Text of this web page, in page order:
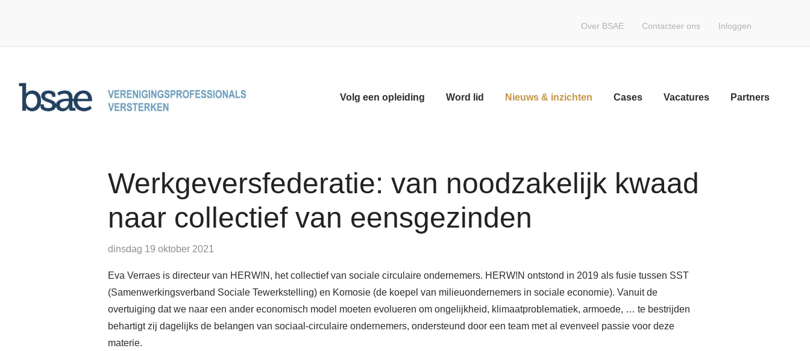
Volg een opleiding Word lid Nieuws & inzichten Cases Vacatures Partners
Over BSAE Contacteer ons Inloggen
Werkgeversfederatie: van noodzakelijk kwaad
naar collectief van eensgezinden
dinsdag 19 oktober 2021
Eva Verraes is directeur van HERW!N, het collectief van sociale circulaire ondernemers. HERW!N ontstond in 2019 als fusie tussen SST
(Samenwerkingsverband Sociale Tewerkstelling) en Komosie (de koepel van milieuondernemers in sociale economie). Vanuit de
overtuiging dat we naar een ander economisch model moeten evolueren om ongelijkheid, klimaatproblematiek, armoede, … te bestrijden
behartigt zij dagelijks de belangen van sociaal-circulaire ondernemers, ondersteund door een team met al evenveel passie voor deze
materie.
Volg een opleiding
Contact
Account